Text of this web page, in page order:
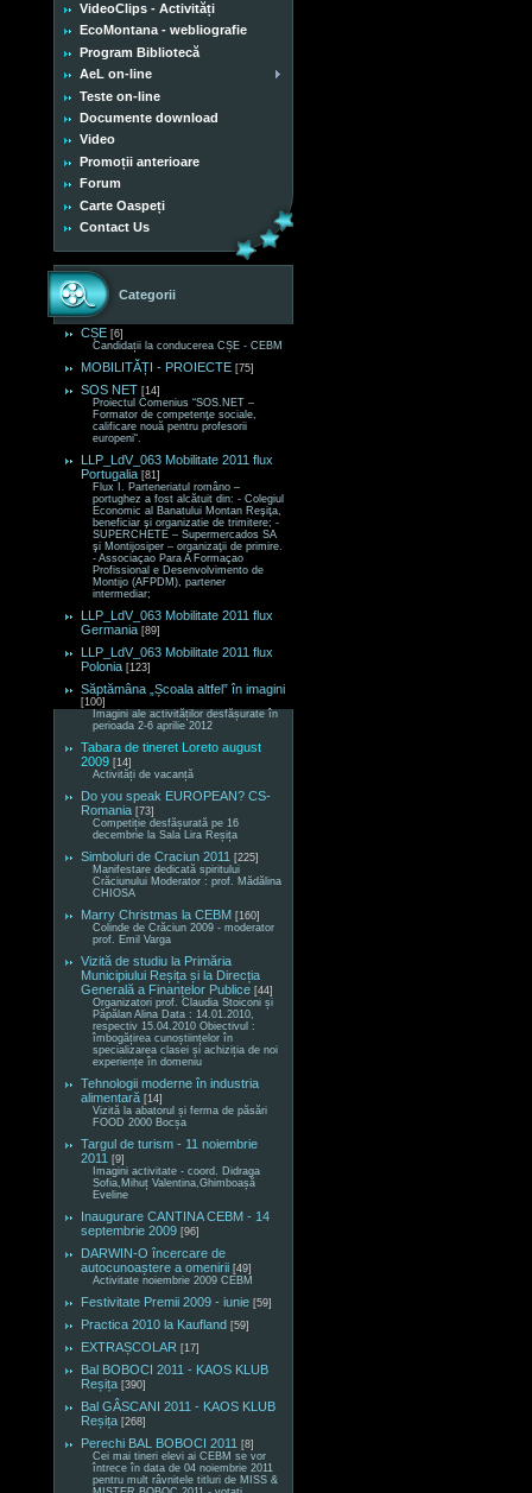
VideoClips - Activități
EcoMontana - webliografie
Program Bibliotecă
AeL on-line
Teste on-line
Documente download
Video
Promoții anterioare
Forum
Carte Oaspeți
Contact Us
Categorii
CȘE [6]
Candidații la conducerea CȘE - CEBM
MOBILITĂȚI - PROIECTE [75]
SOS NET [14]
Proiectul Comenius “SOS.NET –
Formator de competenţe sociale,
calificare nouă pentru profesorii
europeni“.
LLP_LdV_063 Mobilitate 2011 flux
Portugalia [81]
Flux I. Parteneriatul româno –
portughez a fost alcătuit din: - Colegiul
Economic al Banatului Montan Reşiţa,
beneficiar şi organizatie de trimitere; -
SUPERCHETE – Supermercados SA
şi Montijosiper – organizaţii de primire.
- Associaçao Para A Formaçao
Profissional e Desenvolvimento de
Montijo (AFPDM), partener
intermediar;
LLP_LdV_063 Mobilitate 2011 flux
Germania [89]
LLP_LdV_063 Mobilitate 2011 flux
Polonia [123]
Săptămâna „Școala altfel” în imagini
[100]
Imagini ale activităților desfășurate în
perioada 2-6 aprilie 2012
Tabara de tineret Loreto august
2009 [14]
Activități de vacanță
Do you speak EUROPEAN? CS-
Romania [73]
Competiție desfășurată pe 16
decembrie la Sala Lira Reșița
Simboluri de Craciun 2011 [225]
Manifestare dedicată spiritului
Crăciunului Moderator : prof. Mădălina
CHIOSA
Marry Christmas la CEBM [160]
Colinde de Crăciun 2009 - moderator
prof. Emil Varga
Vizită de studiu la Primăria
Municipiului Reșița și la Direcția
Generală a Finanțelor Publice [44]
Organizatori prof. Claudia Stoiconi și
Păpălan Alina Data : 14.01.2010,
respectiv 15.04.2010 Obiectivul :
îmbogățirea cunoștiințelor în
specializarea clasei și achiziția de noi
experiențe în domeniu
Tehnologii moderne în industria
alimentară [14]
Vizită la abatorul și ferma de păsări
FOOD 2000 Bocșa
Targul de turism - 11 noiembrie
2011 [9]
Imagini activitate - coord. Didraga
Sofia,Mihuț Valentina,Ghimboașă
Eveline
Inaugurare CANTINA CEBM - 14
septembrie 2009 [96]
DARWIN-O încercare de
autocunoaștere a omenirii [49]
Activitate noiembrie 2009 CEBM
Festivitate Premii 2009 - iunie [59]
Practica 2010 la Kaufland [59]
EXTRAȘCOLAR [17]
Bal BOBOCI 2011 - KAOS KLUB
Reșița [390]
Bal GÂSCANI 2011 - KAOS KLUB
Reșița [268]
Perechi BAL BOBOCI 2011 [8]
Cei mai tineri elevi ai CEBM se vor
întrece în data de 04 noiembrie 2011
pentru mult râvnitele titluri de MISS &